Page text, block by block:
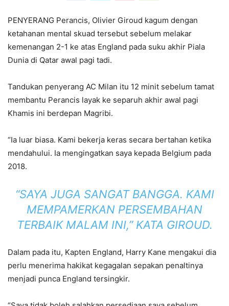
PENYERANG Perancis, Olivier Giroud kagum dengan
ketahanan mental skuad tersebut sebelum melakar
kemenangan 2-1 ke atas England pada suku akhir Piala
Dunia di Qatar awal pagi tadi.
Tandukan penyerang AC Milan itu 12 minit sebelum tamat
membantu Perancis layak ke separuh akhir awal pagi
Khamis ini berdepan Magribi.
“Ia luar biasa. Kami bekerja keras secara bertahan ketika
mendahului. Ia mengingatkan saya kepada Belgium pada
2018.
“SAYA JUGA SANGAT BANGGA. KAMI
MEMPAMERKAN PERSEMBAHAN
TERBAIK MALAM INI,” KATA GIROUD.
Dalam pada itu, Kapten England, Harry Kane mengakui dia
perlu menerima hakikat kegagalan sepakan penaltinya
menjadi punca England tersingkir.